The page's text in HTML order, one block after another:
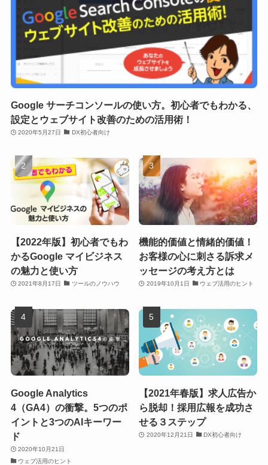
Google サーチコンソールの使い方。初心者でもわかる、
設定とウェブサイト改善のための活用術！
2020年5月27日 DX初心者向け
【2022年版】初心者でもわ
かるGoogle マイビジネス
の魅力と使い方
2021年8月17日 ツールのノウハウ
機能的価値と情緒的価値！
お客様の心に刺さる訴求メ
ッセージの考え方とは
2019年10月1日 ウェブ活用のヒント
Google Analytics
4（GA4）の衝撃。5つのポ
イントと3つのAIキーワー
ド
2020年10月21日
ウェブ活用のヒント
【2021年春版】求人広告か
ら脱却！採用広報を成功さ
せる３ステップ
2020年12月21日 DX初心者向け